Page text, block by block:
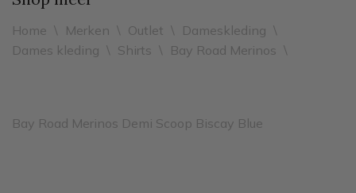
Home \ Merken \ Outlet \ Dameskleding \
Dames kleding \ Shirts \ Bay Road Merinos \
Bay Road Merinos Demi Scoop Biscay Blue